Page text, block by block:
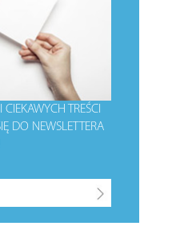
TREŚCI
DO NEWSLETTERA